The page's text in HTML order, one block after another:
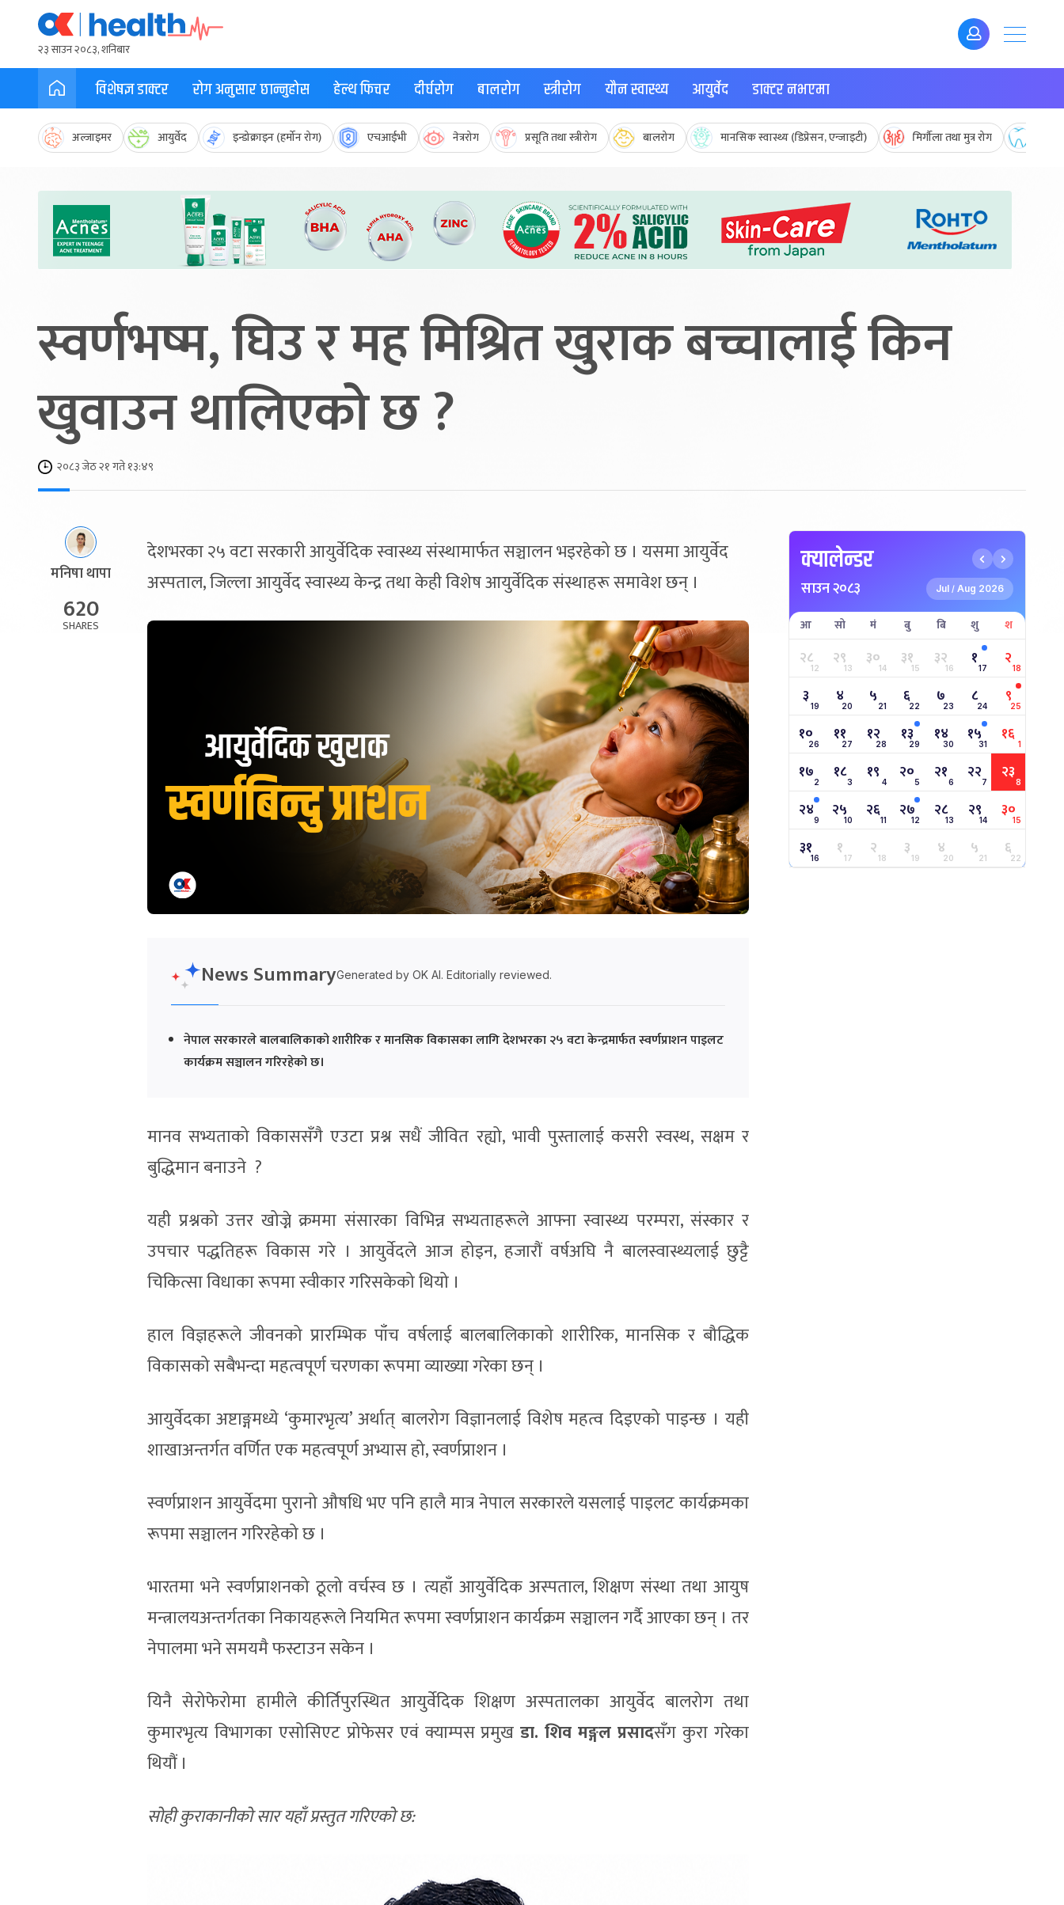
२३ साउन २०८३, शनिबार
विशेषज्ञ डाक्टर रोग अनुसार छान्नुहोस हेल्थ फिचर दीर्घरोग बालरोग स्त्रीरोग यौन स्वास्थ्य आयुर्वेद डाक्टर नभएमा
अल्जाइमर आयुर्वेद इन्डोक्राइन (हर्मोन रोग) एचआईभी नेत्ररोग प्रसूति तथा स्त्रीरोग बालरोग मानसिक स्वास्थ्य (डिप्रेसन, एन्जाइटी) मिर्गौला तथा मुत्र रोग
स्वर्णभष्म, घिउ र मह मिश्रित खुराक बच्चालाई किन
खुवाउन थालिएको छ ?
२०८३ जेठ २१ गते १३:४९
मनिषा थापा
620
SHARES
देशभरका २५ वटा सरकारी आयुर्वेदिक स्वास्थ्य संस्थामार्फत सञ्चालन भइरहेको छ । यसमा आयुर्वेद
अस्पताल, जिल्ला आयुर्वेद स्वास्थ्य केन्द्र तथा केही विशेष आयुर्वेदिक संस्थाहरू समावेश छन् ।
News SummaryGenerated by OK AI. Editorially reviewed.
नेपाल सरकारले बालबालिकाको शारीरिक र मानसिक विकासका लागि देशभरका २५ वटा केन्द्रमार्फत स्वर्णप्राशन पाइलट
कार्यक्रम सञ्चालन गरिरहेको छ।
मानव सभ्यताको विकाससँगै एउटा प्रश्न सधैं जीवित रह्यो, भावी पुस्तालाई कसरी स्वस्थ, सक्षम र
बुद्धिमान बनाउने ?
यही प्रश्नको उत्तर खोज्ने क्रममा संसारका विभिन्न सभ्यताहरूले आफ्ना स्वास्थ्य परम्परा, संस्कार र
उपचार पद्धतिहरू विकास गरे । आयुर्वेदले आज होइन, हजारौं वर्षअघि नै बालस्वास्थ्यलाई छुट्टै
चिकित्सा विधाका रूपमा स्वीकार गरिसकेको थियो ।
हाल विज्ञहरूले जीवनको प्रारम्भिक पाँच वर्षलाई बालबालिकाको शारीरिक, मानसिक र बौद्धिक
विकासको सबैभन्दा महत्वपूर्ण चरणका रूपमा व्याख्या गरेका छन् ।
आयुर्वेदका अष्टाङ्गमध्ये ‘कुमारभृत्य’ अर्थात् बालरोग विज्ञानलाई विशेष महत्व दिइएको पाइन्छ । यही
शाखाअन्तर्गत वर्णित एक महत्वपूर्ण अभ्यास हो, स्वर्णप्राशन ।
स्वर्णप्राशन आयुर्वेदमा पुरानो औषधि भए पनि हालै मात्र नेपाल सरकारले यसलाई पाइलट कार्यक्रमका
रूपमा सञ्चालन गरिरहेको छ ।
भारतमा भने स्वर्णप्राशनको ठूलो वर्चस्व छ । त्यहाँ आयुर्वेदिक अस्पताल, शिक्षण संस्था तथा आयुष
मन्त्रालयअन्तर्गतका निकायहरूले नियमित रूपमा स्वर्णप्राशन कार्यक्रम सञ्चालन गर्दै आएका छन् । तर
नेपालमा भने समयमै फस्टाउन सकेन ।
यिनै सेरोफेरोमा हामीले कीर्तिपुरस्थित आयुर्वेदिक शिक्षण अस्पतालका आयुर्वेद बालरोग तथा
कुमारभृत्य विभागका एसोसिएट प्रोफेसर एवं क्याम्पस प्रमुख डा. शिव मङ्गल प्रसादसँग कुरा गरेका
थियौं ।
सोही कुराकानीको सार यहाँ प्रस्तुत गरिएको छ:
क्यालेन्डर
साउन २०८३ Jul / Aug 2026
आ सो मं बु बि शु श
२८12 २९13 ३०14 ३१15 ३२16 १17 २18
३ 19 ४20 ५ 21 ६22 ७23 ८24 ९25
१०26 ११27 १२28 १३29 १४30 १५31 १६ 1
१७2 १८3 १९ 4 २०5 २१6 २२7 २३8
२४9 २५10 २६11 २७12 २८13 २९14 ३०15
३१16 १17 २18 ३19 ४20 ५21 ६22